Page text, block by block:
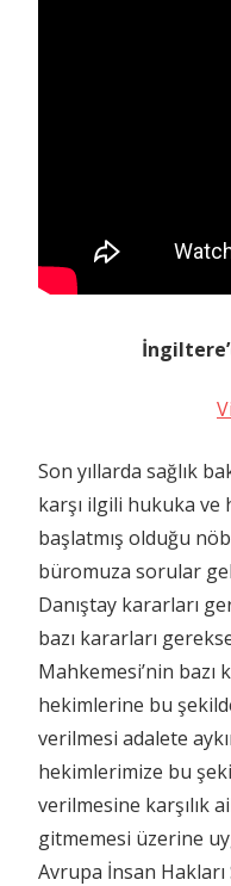
Son yıllarda sağlık
karşı ilgili hukuka ve
başlatmış olduğu
büromuza sorular
Danıştay kararları
bazı kararları
Mahkemesi’nin bazı
hekimlerine bu
verilmesi adalete
hekimlerimize bu
verilmesine karşılık
gitmemesi üzerine
Avrupa İnsan